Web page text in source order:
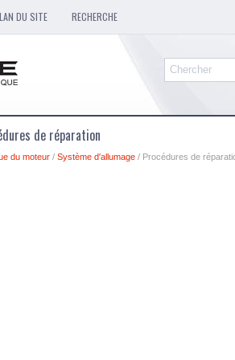
DU SITE RECHERCHE
de réparation
du moteur / Système d′allumage / Procédures de